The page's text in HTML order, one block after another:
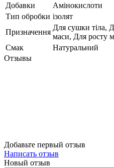
Добавки
Амінокислоти
Тип обробки ізолят
Призначення
Для сушки тіла,
маси, Для росту
Смак
Натуральний
Отзывы
Добавьте первый отзыв
Написать отзыв
Новый отзыв